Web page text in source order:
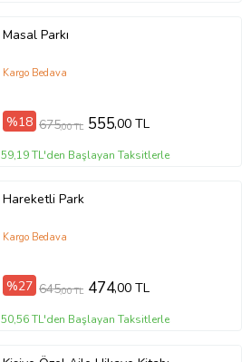
Masal Parkı
Kargo Bedava
%18 675,00 TL 555,00 TL
59,19 TL'den Başlayan Taksitlerle
Hareketli Park
Kargo Bedava
%27 645,00 TL 474,00 TL
50,56 TL'den Başlayan Taksitlerle